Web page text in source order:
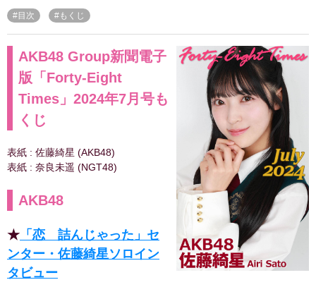
#目次 #もくじ
AKB48 Group新聞電子
版「Forty-Eight
Times」2024年7月号も
くじ
表紙 : 佐藤綺星 (AKB48)
表紙 : 奈良未遥 (NGT48)
AKB48
★ 「恋 詰んじゃった」セ
ンター・佐藤綺星ソロイン
タビュー